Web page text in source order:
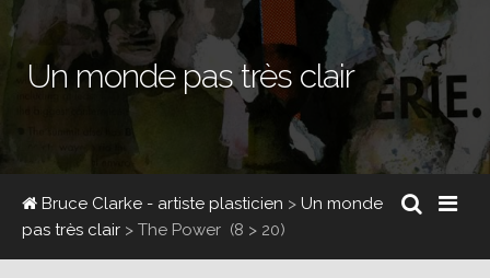
Un monde pas très clair
Bruce Clarke - artiste plasticien > Un monde
pas très clair > The Power (8 > 20)